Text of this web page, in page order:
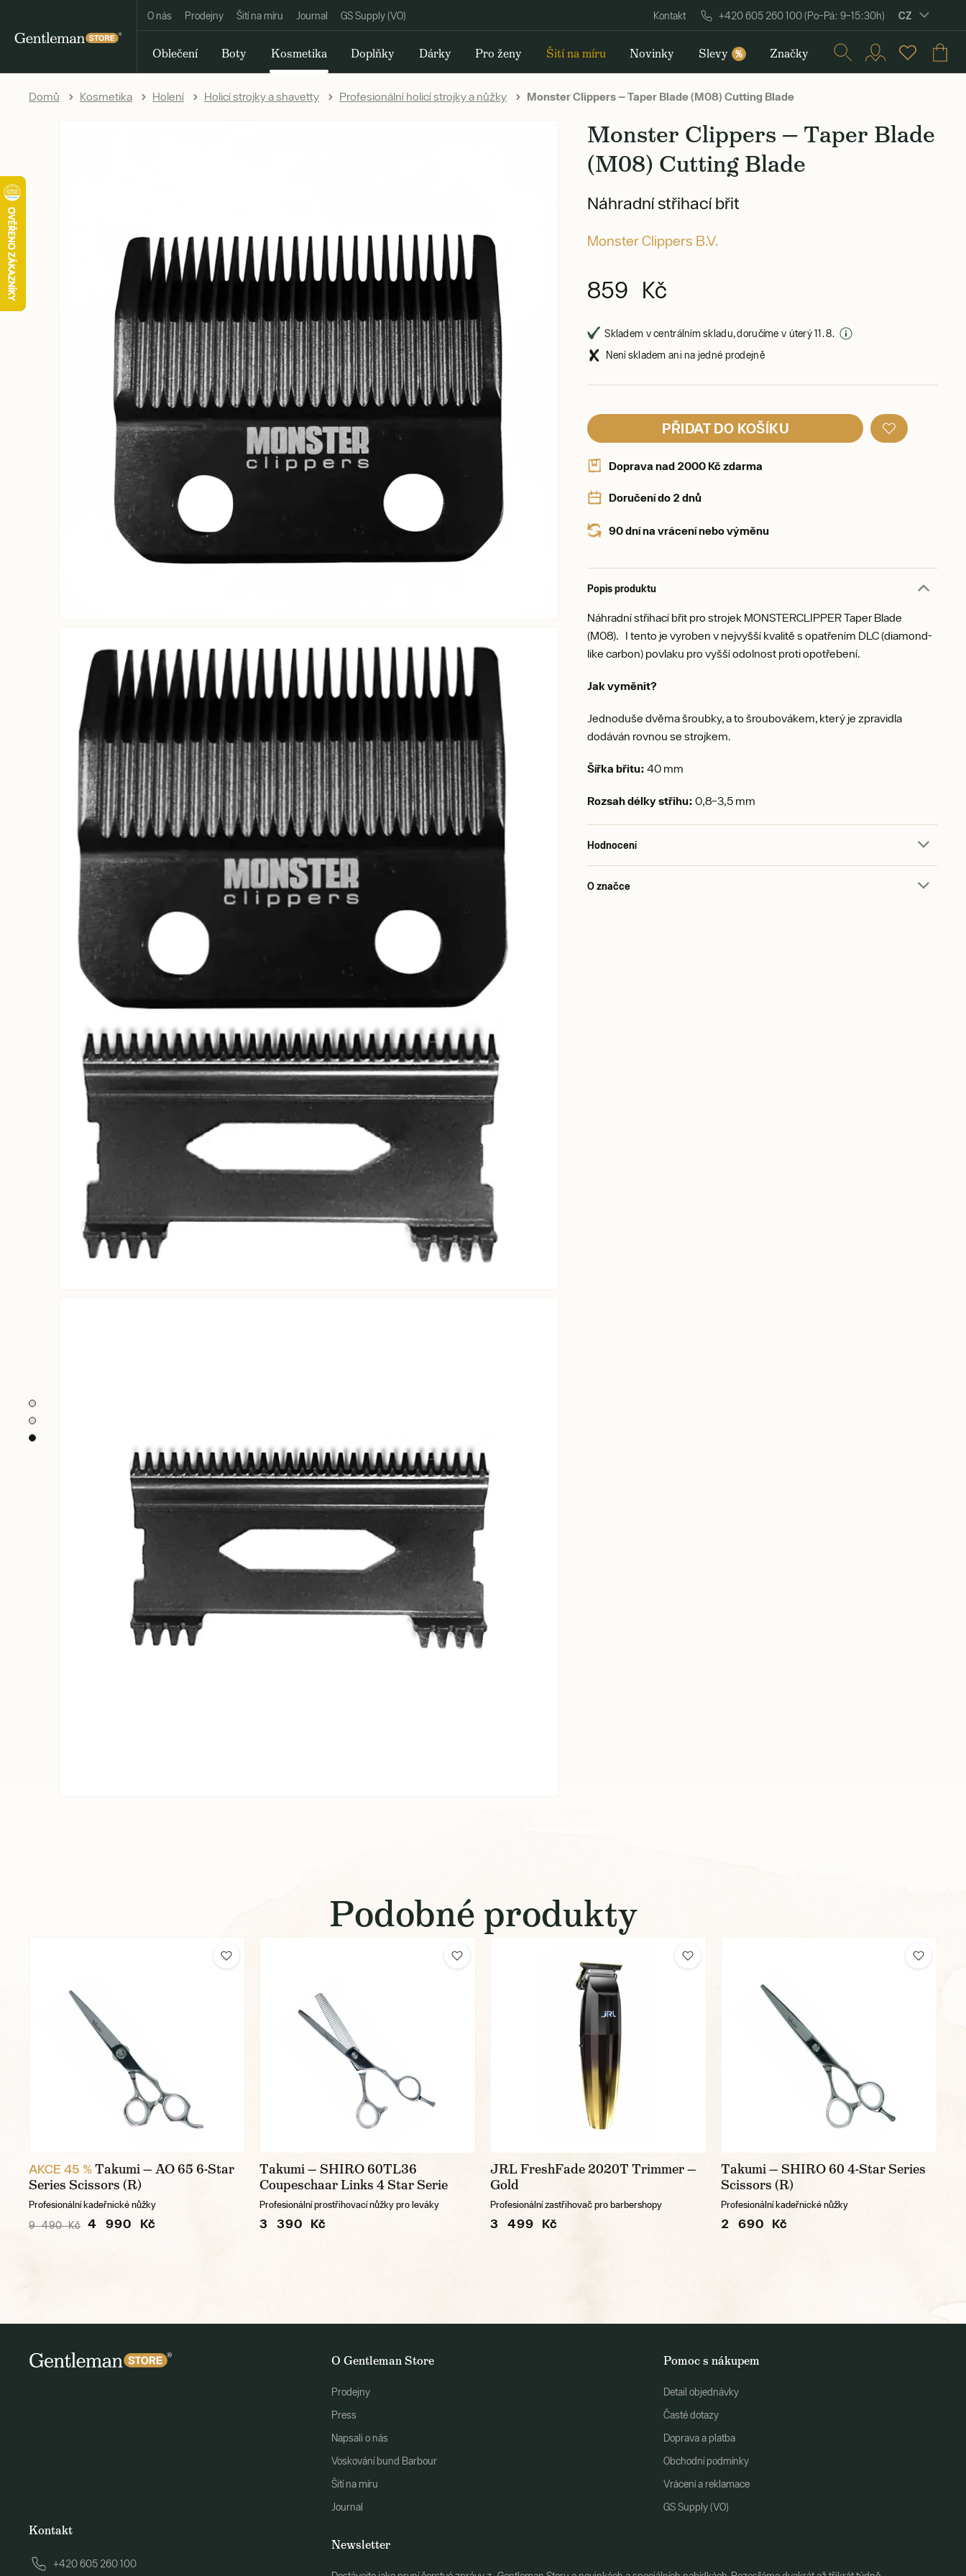
O nás Prodejny Šití na míru Journal GS Supply (VO) Kontakt +420 605 260 100 (Po–Pá: 9–15:30h) CZ
Oblečení Boty Kosmetika Doplňky Dárky Pro ženy Šití na míru Novinky Slevy % Značky
Domů Kosmetika Holení Holicí strojky a shavetty Profesionální holicí strojky a nůžky Monster Clippers — Taper Blade (M08) Cutting Blade
Monster Clippers — Taper Blade
(M08) Cutting Blade
Náhradní střihací břit
Monster Clippers B.V.
859 Kč
Skladem v centrálním skladu, doručíme v úterý 11. 8.
Není skladem ani na jedné prodejně
PŘIDAT DO KOŠÍKU
Doprava nad 2000 Kč zdarma
Doručení do 2 dnů
90 dní na vrácení nebo výměnu
Popis produktu
Náhradní střihací břit pro strojek MONSTERCLIPPER Taper Blade
(M08). I tento je vyroben v nejvyšší kvalitě s opatřením DLC (diamond-
like carbon) povlaku pro vyšší odolnost proti opotřebení.
Jak vyměnit?
Jednoduše dvěma šroubky, a to šroubovákem, který je zpravidla
dodáván rovnou se strojkem.
Šířka břitu:40 mm
Rozsah délky střihu:0,8–3,5 mm
Hodnocení
O značce
Podobné produkty
AKCE 45 %Takumi — AO 65 6-Star
Series Scissors (R)
Profesionální kadeřnické nůžky
9 490 Kč 4 990 Kč
Takumi — SHIRO 60TL36
Coupeschaar Links 4 Star Serie
Profesionální prostřihovací nůžky pro leváky
3 390 Kč
JRL FreshFade 2020T Trimmer —
Gold
Profesionální zastřihovač pro barbershopy
3 499 Kč
Takumi — SHIRO 60 4-Star Series
Scissors (R)
Profesionální kadeřnické nůžky
2 690 Kč
O Gentleman Store
Prodejny
Press
Napsali o nás
Voskování bund Barbour
Šití na míru
Journal
Pomoc s nákupem
Detail objednávky
Časté dotazy
Doprava a platba
Obchodní podmínky
Vrácení a reklamace
GS Supply (VO)
Newsletter
Kontakt
+420 605 260 100